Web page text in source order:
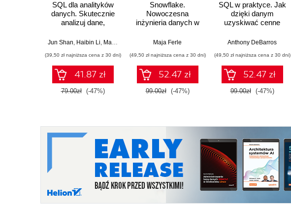
SQL dla analityków
danych. Skutecznie
analizuj dane,
wartościowe wnioski i
zaawansowany SQL
na potrzeby
praktycznych
zastosowań.
Wydanie IV
Jun Shan, Haibin Li, Matt Goldwasser Upom Malik Benjamin Johnston
(39,50 zł najniższa cena z 30 dni)
41.87 zł
79.00zł (-47%)
Snowflake.
Nowoczesna
inżynieria danych w
Maja Ferle
(49,50 zł najniższa cena z 30 dni)
52.47 zł
99.00zł (-47%)
SQL w praktyce. Jak
dzięki danym
uzyskiwać cenne
II
Anthony DeBarros
(49,50 zł najniższa cena z 30 dni)
52.47 zł
99.00zł (-47%)